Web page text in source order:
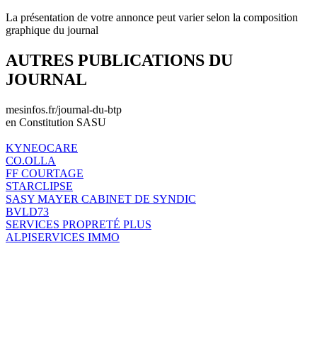
La présentation de votre annonce peut varier selon la composition
graphique du journal
AUTRES PUBLICATIONS DU
JOURNAL
mesinfos.fr/journal-du-btp
en Constitution SASU
KYNEOCARE
CO.OLLA
FF COURTAGE
STARCLIPSE
SASY MAYER CABINET DE SYNDIC
BVLD73
SERVICES PROPRETÉ PLUS
ALPISERVICES IMMO